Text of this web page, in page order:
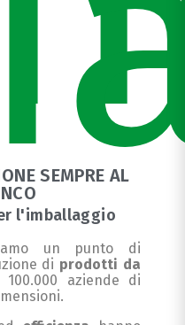
SEMPRE AL
l'imballaggio
un punto di
di prodotti da
aziende di